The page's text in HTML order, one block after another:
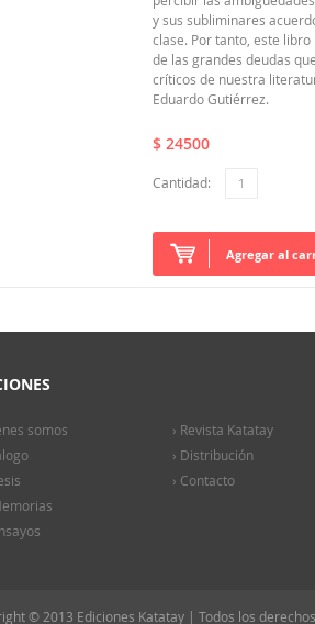
y sus subliminares
clase. Por tanto, este
de las grandes deudas
críticos de nuestra
Eduardo Gutiérrez.
$ 24500
Cantidad:
Agregar al
somos
› Revista Katatay
› Distribución
› Contacto
© 2013 Ediciones Katatay | Todos los derechos